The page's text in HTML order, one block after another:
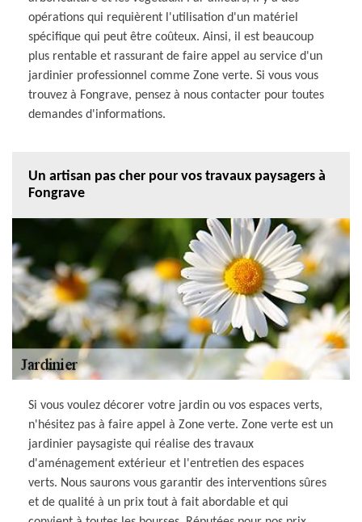
opérations qui requièrent l'utilisation d'un matériel
spécifique qui peut être coûteux. Ainsi, il est beaucoup
plus rentable et rassurant de faire appel au service d'un
jardinier professionnel comme Zone verte. Si vous vous
trouvez à Fongrave, pensez à nous contacter pour toutes
demandes d'informations.
Un artisan pas cher pour vos travaux paysagers à
Fongrave
Si vous voulez décorer votre jardin ou vos espaces verts,
n'hésitez pas à faire appel à Zone verte. Zone verte est un
jardinier paysagiste qui réalise des travaux
d'aménagement extérieur et l'entretien des espaces
verts. Nous saurons vous garantir des interventions sûres
et de qualité à un prix tout à fait abordable et qui